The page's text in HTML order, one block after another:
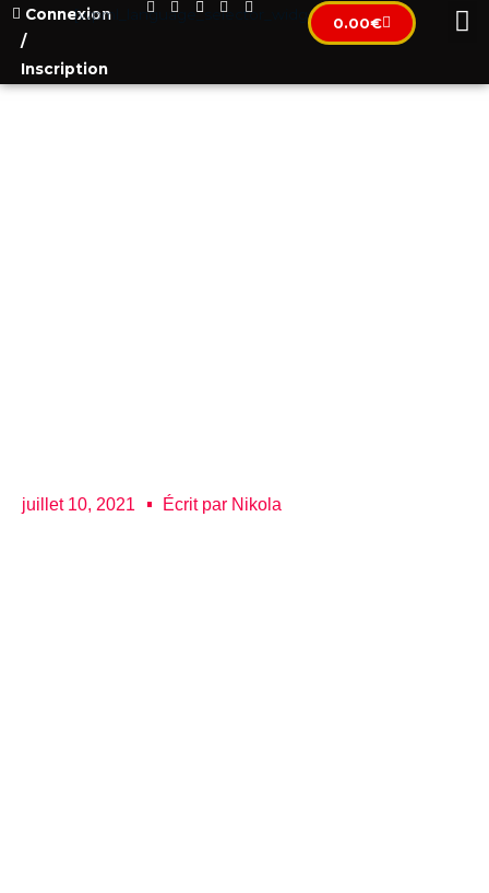
Connexion
/
Inscription
[wpml_language_selector_widget] 0.00€
juillet 10, 2021 Écrit par Nikola